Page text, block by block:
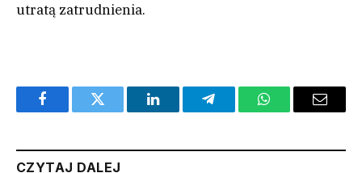
utratą zatrudnienia.
FacebookTwitter LinkedInTelegramWhatsAppEmail
CZYTAJ DALEJ